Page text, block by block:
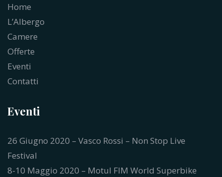
Home
L’Albergo
Camere
Offerte
Eventi
Contatti
Eventi
26 Giugno 2020 – Vasco Rossi – Non Stop Live
Festival
8-10 Maggio 2020 – Motul FIM World Superbike